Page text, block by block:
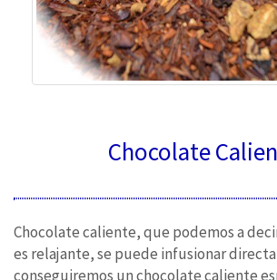
Chocolate
Chocolate caliente, que podemos a
es relajante, se puede infusionar
conseguiremos un chocolate caliente